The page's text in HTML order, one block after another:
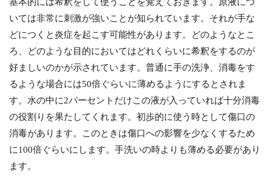
いては非常に刺激が強いことが知られています。それが手な
どにつくと炎症を起こす可能性があります。どのようなとこ
ろ、どのような目的においてはどれくらいに希釈をするのが
好ましいのかが示されています。普通に手の洗浄、消毒をす
るような場合には50倍ぐらいに薄めるようにするとされま
す。水の中に2パーセントだけこの液が入っていれば十分消毒
の役割りを果たしてくれます。初歩的に使う時として傷口の
消毒があります。このときは傷口への影響を少なくするため
に100倍ぐらいにします。手洗いの時よりも薄める必要があり
ます。